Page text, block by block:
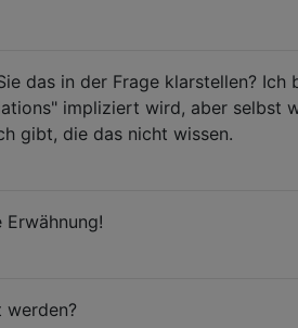
das in der Frage klarstellen? Ich
impliziert wird, aber selbst
gibt, die das nicht wissen.
werden?